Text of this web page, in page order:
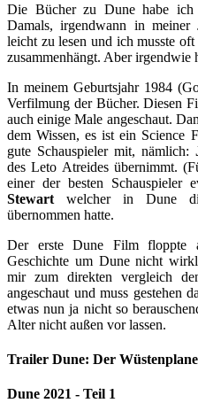
Die Bücher zu Dune habe ich
Damals, irgendwann in
leicht zu lesen und ich musste
zusammenhängt. Aber irgendwie
In meinem Geburtsjahr 1984
Verfilmung der Bücher. Diesen
auch einige Male angeschaut.
dem Wissen, es ist ein Science
gute Schauspieler mit, nämlich:
des Leto Atreides übernimmt.
einer der besten Schauspieler
Stewart welcher in Dune
übernommen hatte.
Der erste Dune Film floppte
Geschichte um Dune nicht
mir zum direkten vergleich
angeschaut und muss gestehen
etwas nun ja nicht so
Alter nicht außen vor lassen.
Trailer Dune: Der
Dune 2021 - Teil 1